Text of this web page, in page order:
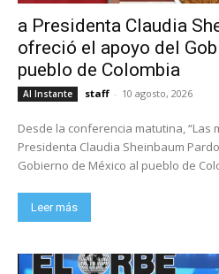
a Presidenta Claudia
ofreció el apoyo del
pueblo de Colombia
Al Instante staff - 10 agosto, 2026
Desde la conferencia matutina, “Las
Presidenta Claudia Sheinbaum
Gobierno de México al pueblo de
Leer más